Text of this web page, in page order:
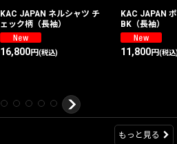
KAC JAPAN ネルシャツ チ
ェック柄（長袖）
16,800円(税込)
KAC JAPAN
BK（長袖）
11,800円(税
もっと見る